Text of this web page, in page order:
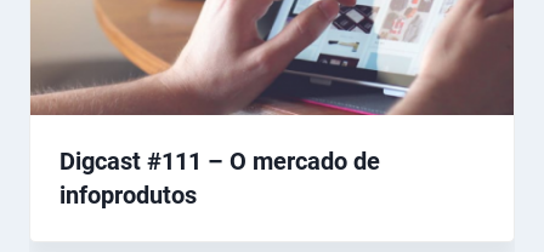
Digcast #111 – O mercado de
infoprodutos